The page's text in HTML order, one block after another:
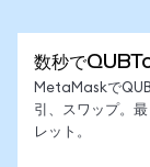
数秒で
MetaMaskで
引、スワップ。
レット。